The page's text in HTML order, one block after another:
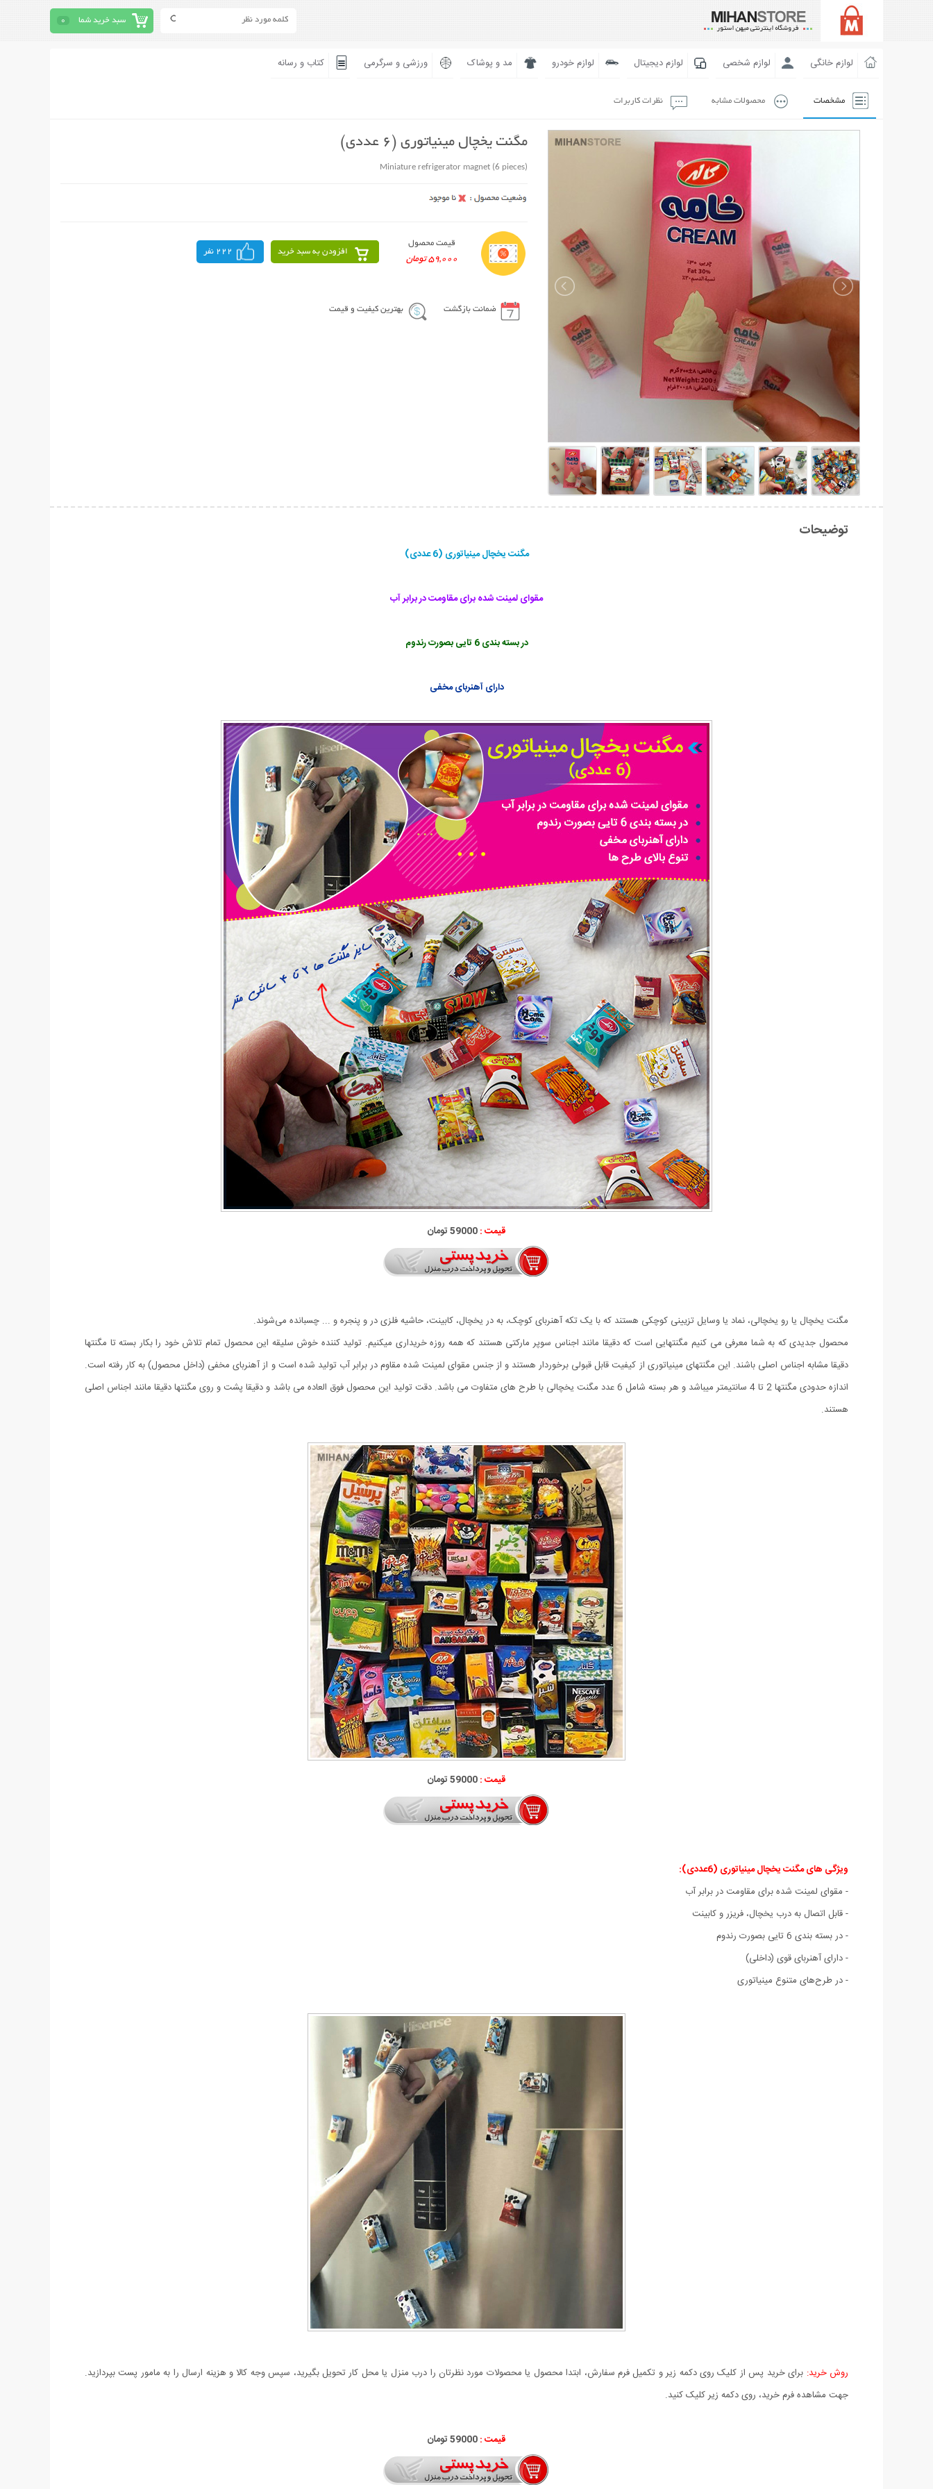
سبد خرید شما 0
لوازم خانگی لوازم شخصی لوازم دیجیتال لوازم خودرو مد و پوشاک ورزشی و سرگرمی کتاب و رسانه
مشخصات محصولات مشابه نظرات کاربرات
مگنت یخچال مینیاتوری (6 عددی)
Miniature refrigerator magnet (6 pieces)
قیمت محصول
59,000 تومان
افزودن به سبد خرید 222 نفر
ضمانت بازگشت بهترین کیفیت و قیمت
توضیحات
مگنت یخچال مینیاتوری (6 عددی)
مقوای لمینت شده برای مقاومت در برابر آب
در بسته بندی 6 تایی بصورت رندوم
دارای آهنربای مخفی
قیمت :59000 تومان
مگنت یخچال یا رو یخچالی، نماد یا وسایل تزیینی کوچکی هستند که با یک تکه آهنربای کوچک، به در یخچال، کابینت، حاشیه فلزی در و پنجره و ... چسبانده می‌شوند.
محصول جدیدی که به شما معرفی می کنیم مگنتهایی است که دقیقا مانند اجناس سوپر مارکتی هستند که همه روزه خریداری میکنیم. تولید کننده خوش سلیقه این محصول تمام تلاش خود را بکار بسته تا مگنتها
دقیقا مشابه اجناس اصلی باشند. این مگنتهای مینیاتوری از کیفیت قابل قبولی برخوردار هستند و از جنس مقوای لمینت شده مقاوم در برابر آب تولید شده است و از آهنربای مخفی (داخل محصول) به کار رفته است.
اندازه حدودی مگنتها 2 تا 4 سانتیمتر میباشد و هر بسته شامل 6 عدد مگنت یخچالی با طرح های متفاوت می باشد. دقت تولید این محصول فوق العاده می باشد و دقیقا پشت و روی مگنتها دقیقا مانند اجناس اصلی
هستند.
قیمت :59000 تومان
ویژگی های مگنت یخچال مینیاتوری (6عددی)
:
- مقوای لمینت شده برای مقاومت در برابر آب
- قابل اتصال به درب یخچال، فریزر و کابینت
- در بسته بندی 6 تایی بصورت رندوم
- دارای آهنربای قوی (داخلی)
- در طرح‌های متنوع مینیاتوری
روش خرید: برای خرید پس از کلیک روی دکمه زیر و تکمیل فرم سفارش، ابتدا محصول یا محصولات مورد نظرتان را درب منزل یا محل کار تحویل بگیرید، سپس وجه کالا و هزینه ارسال را به مامور پست بپردازید.
جهت مشاهده فرم خرید، روی دکمه زیر کلیک کنید.
قیمت :59000 تومان